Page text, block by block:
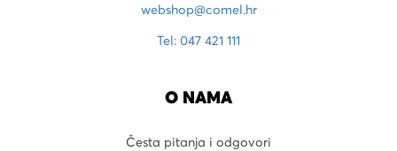
webshop@comel.hr
Tel: 047 421 111
O NAMA
Česta pitanja i odgovori